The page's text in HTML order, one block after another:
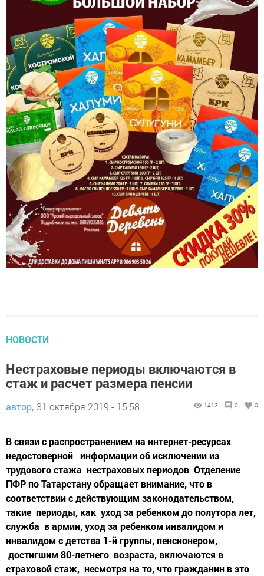
НОВОСТИ
Нестраховые периоды включаются в
стаж и расчет размера пенсии
автор, 31 октября 2019 - 15:58 1413 0 0
В связи с распространением на интернет-ресурсах
недостоверной информации об исключении из
трудового стажа нестраховых периодов Отделение
ПФР по Татарстану обращает внимание, что в
соответствии с действующим законодательством,
такие периоды, как уход за ребенком до полутора лет,
служба в армии, уход за ребенком инвалидом и
инвалидом с детства 1-й группы, пенсионером,
достигшим 80-летнего возраста, включаются в
страховой стаж, несмотря на то, что гражданин в это